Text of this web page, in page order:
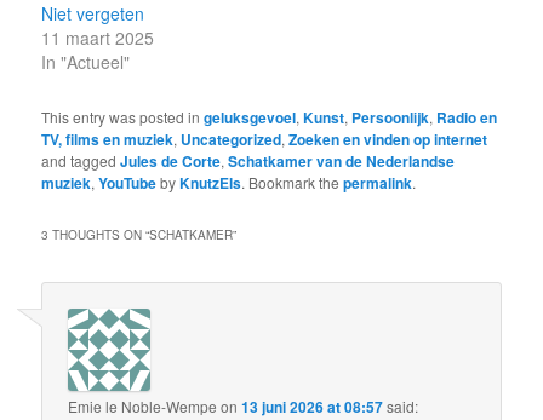
Niet vergeten
11 maart 2025
In "Actueel"
This entry was posted ingeluksgevoel,Kunst, Persoonlijk, Radio en
TV, films en muziek, Uncategorized,Zoeken en vinden op internet
and taggedJules de Corte,Schatkamer van de Nederlandse
muziek,YouTubebyKnutzEls. Bookmark thepermalink.
3 THOUGHTS ON “SCHATKAMER”
Emie le Noble-Wempe on13 juni 2026 at 08:57said: